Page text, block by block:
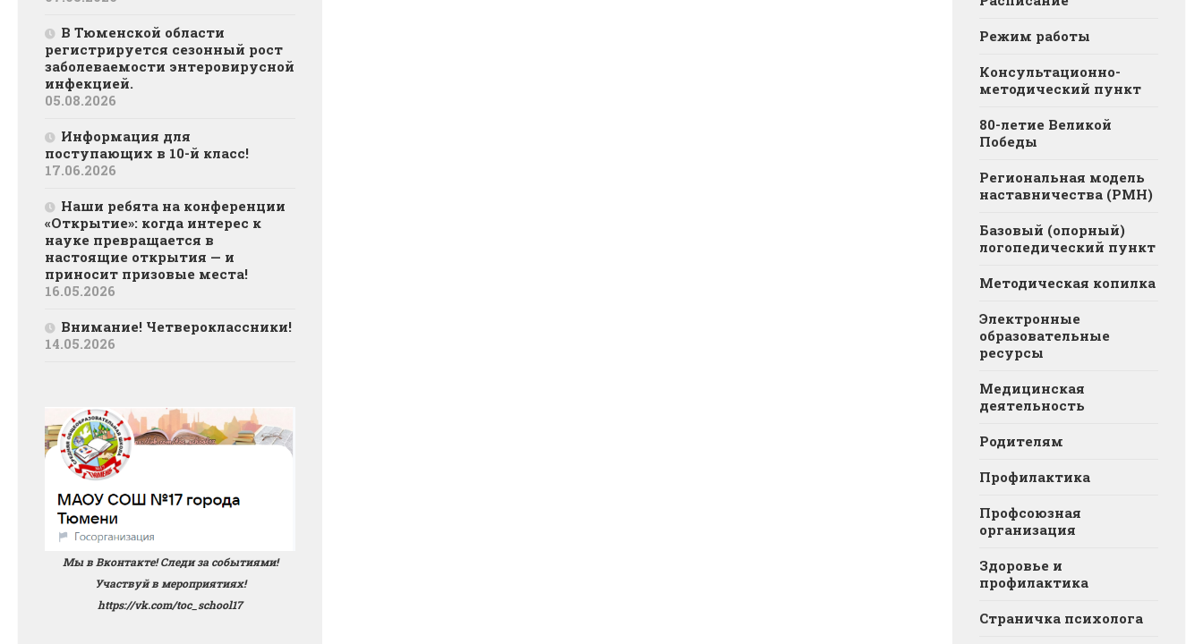
В Тюменской области
регистрируется сезонный рост
заболеваемости энтеровирусной
инфекцией.
05.08.2026
Информация для
поступающих в 10-й класс!
17.06.2026
Наши ребята на конференции
«Открытие»: когда интерес к
науке превращается в
настоящие открытия — и
приносит призовые места!
16.05.2026
Внимание! Четвероклассники!
14.05.2026
Мы в Вконтакте! Следи за событиями!
Участвуй в мероприятиях!
https://vk.com/toc_school17
Режим работы
Консультационно-
методический пункт
80-летие Великой
Победы
Региональная модель
наставничества (РМН)
Базовый (опорный)
логопедический пункт
Методическая копилка
Электронные
образовательные
ресурсы
Медицинская
деятельность
Родителям
Профилактика
Профсоюзная
организация
Здоровье и
профилактика
Страничка психолога